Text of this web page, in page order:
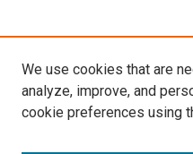
We use cookies that are
analyze, improve, and
cookie preferences using